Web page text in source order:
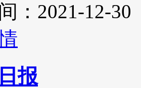
：2021-12-30
报